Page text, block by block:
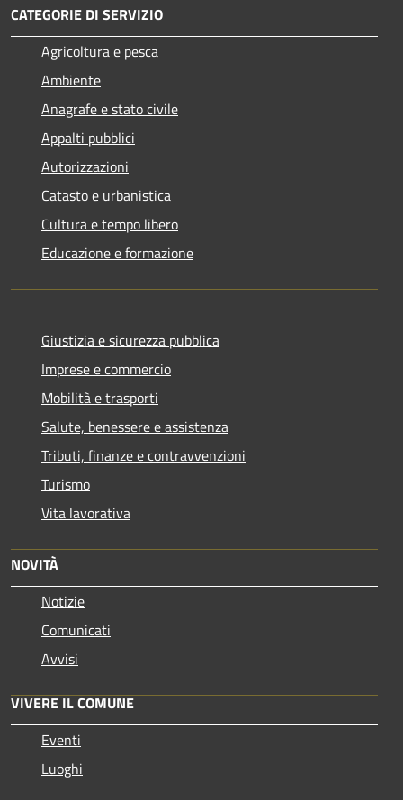
CATEGORIE DI SERVIZIO
Agricoltura e pesca
Ambiente
Anagrafe e stato civile
Appalti pubblici
Autorizzazioni
Catasto e urbanistica
Cultura e tempo libero
Educazione e formazione
Giustizia e sicurezza pubblica
Imprese e commercio
Mobilità e trasporti
Salute, benessere e assistenza
Tributi, finanze e contravvenzioni
Turismo
Vita lavorativa
NOVITÀ
Notizie
Comunicati
Avvisi
VIVERE IL COMUNE
Eventi
Luoghi